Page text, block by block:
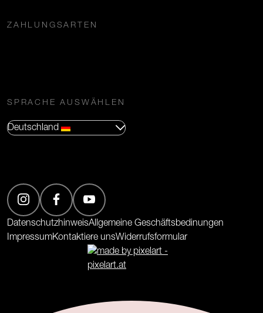
ZAHLUNGSARTEN
SPRACHE AUSWÄHLEN
Deutschland
DatenschutzhinweisAllgemeine Geschäftsbedinungen
ImpressumKontaktiere unsWiderrufsformular
(Öffnet in neuem Tab)
(Öffnet in neuem Tab)
(Öffnet in neuem Tab)